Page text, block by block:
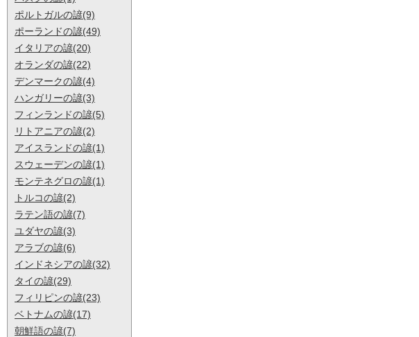
ポルトガルの諺(9)
ポーランドの諺(49)
イタリアの諺(20)
オランダの諺(22)
デンマークの諺(4)
ハンガリーの諺(3)
フィンランドの諺(5)
リトアニアの諺(2)
アイスランドの諺(1)
スウェーデンの諺(1)
モンテネグロの諺(1)
トルコの諺(2)
ラテン語の諺(7)
ユダヤの諺(3)
アラブの諺(6)
インドネシアの諺(32)
タイの諺(29)
フィリピンの諺(23)
ベトナムの諺(17)
朝鮮語の諺(7)